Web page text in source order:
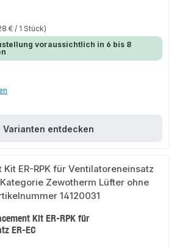
€ / 1 Stück)
voraussichtlich in 6 bis 8
Varianten entdecken
Kit ER-RPK für
ER-EC